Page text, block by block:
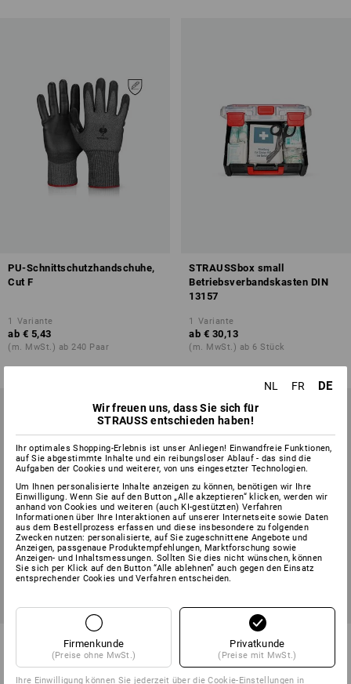
PU-Schnittschutzhandschuhe,
Cut F
1 Variante
ab € 5,43
(m. MwSt.) ab 240 Paar
STRAUSSbox small
Betriebsverbandskasten DIN
13157
1 Variante
ab € 30,13
(m. MwSt.) ab 6 Stück
Hybrid Handschuhe e.s.motion
SETPREIS -22%
STRAUSSbox
Betriebsverbandskasten DIN
13157+Halter
NL FR DE
Wir freuen uns, dass Sie sich für
STRAUSS entschieden haben!
Ihr optimales Shopping-Erlebnis ist unser Anliegen! Einwandfreie Funktionen,
auf Sie abgestimmte Inhalte und ein reibungsloser Ablauf - das sind die
Aufgaben der Cookies und weiterer, von uns eingesetzter Technologien.
Um Ihnen personalisierte Inhalte anzeigen zu können, benötigen wir Ihre
Einwilligung. Wenn Sie auf den Button „Alle akzeptieren“ klicken, werden wir
anhand von Cookies und weiteren (auch KI-gestützten) Verfahren
Informationen über Ihre Interaktionen auf unserer Internetseite sowie Daten
aus dem Bestellprozess erfassen und diese insbesondere zu folgenden
Zwecken nutzen: personalisierte, auf Sie zugeschnittene Angebote und
Anzeigen, passgenaue Produktempfehlungen, Marktforschung sowie
Anzeigen- und Inhaltsmessungen. Sollten Sie dies nicht wünschen, können
Sie sich per Klick auf den Button “Alle ablehnen” auch gegen den Einsatz
entsprechender Cookies und Verfahren entscheiden.
Firmenkunde
(Preise ohne MwSt.)
Privatkunde
(Preise mit MwSt.)
Ihre Einwilligung können Sie jederzeit über dieCookie-Einstellungen in